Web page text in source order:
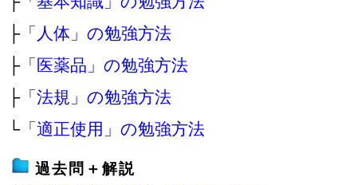
├ 「人体」の勉強方法
├ 「医薬品」の勉強方法
├ 「法規」の勉強方法
└ 「適正使用」の勉強方法
過去問＋解説